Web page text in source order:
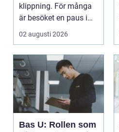
klippning. För många
är besöket en paus i
vardagen, ett s...
02 augusti 2026
Bas U: Rollen som